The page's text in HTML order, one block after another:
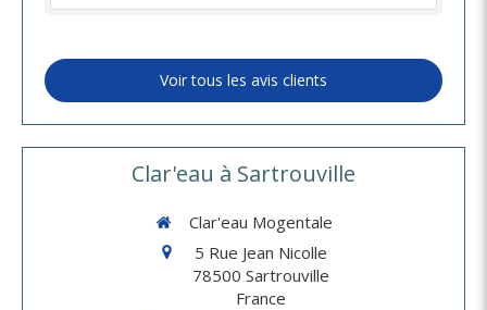
Voir tous les avis clients
Clar'eau à Sartrouville
Clar'eau Mogentale
5 Rue Jean Nicolle
78500 Sartrouville
France